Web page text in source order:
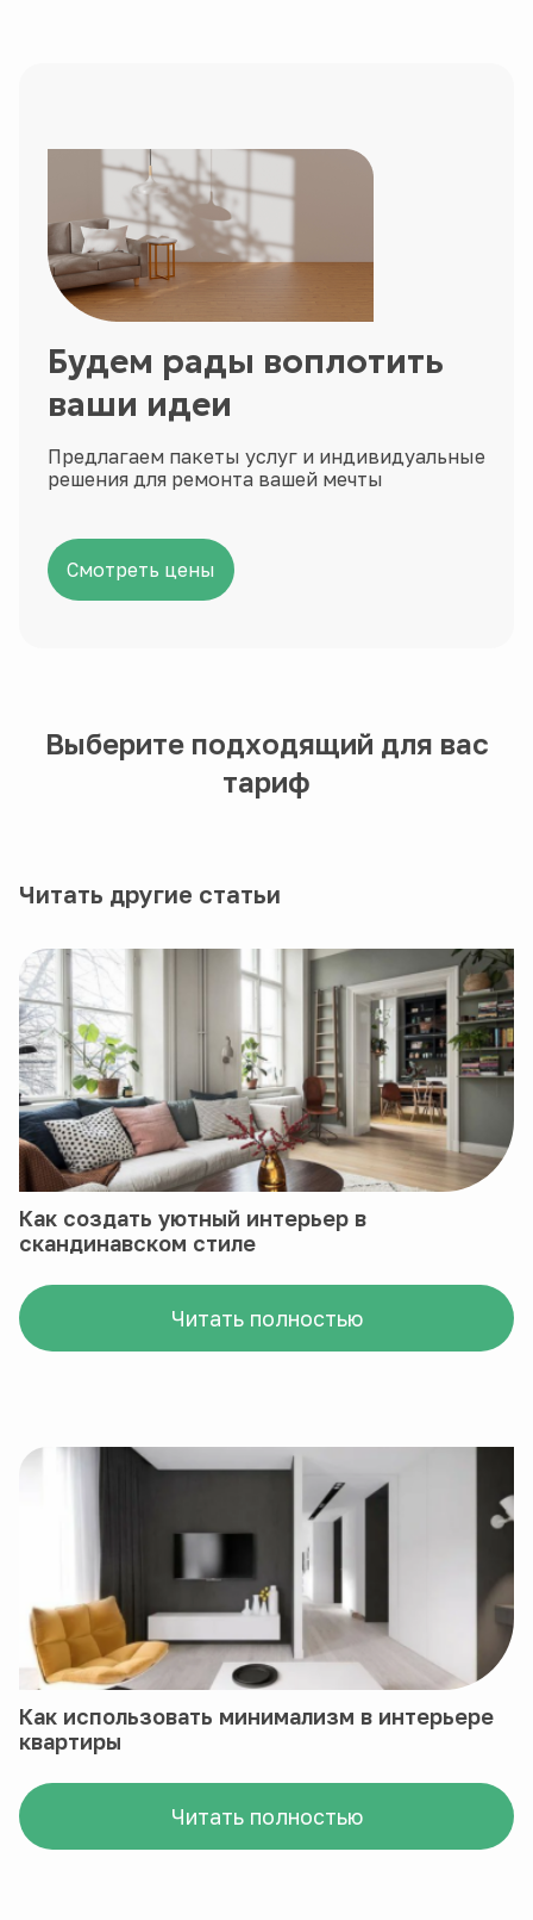
Будем рады воплотить
ваши идеи
Предлагаем пакеты услуг и индивидуальные
решения для ремонта вашей мечты
Смотреть цены
Выберите подходящий для вас
тариф
Читать другие статьи
Как создать уютный интерьер в
скандинавском стиле
Читать полностью
Как использовать минимализм в интерьере
квартиры
Читать полностью